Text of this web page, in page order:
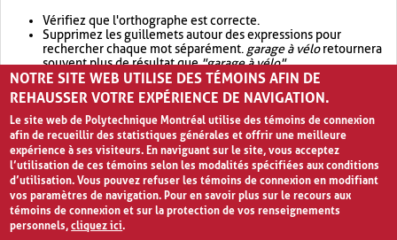
Vérifiez que l'orthographe est correcte.
Supprimez les guillemets autour des expressions pour
rechercher chaque mot séparément. garage à véloretournera
souvent plus de résultat que"garage à vélo".
Envisagez d'élargir votre recherche avec OR.garage OR vélo
retournera souvent plus de résultat quegarage à vélo
NOTRE SITE WEB UTILISE DES TÉMOINS AFIN DE
REHAUSSER VOTRE EXPÉRIENCE DE NAVIGATION.
Le site web de Polytechnique Montréal utilise des témoins de connexion
afin de recueillir des statistiques générales et offrir une meilleure
expérience à ses visiteurs. En naviguant sur le site, vous acceptez
l’utilisation de ces témoins selon les modalités spécifiées aux conditions
d’utilisation. Vous pouvez refuser les témoins de connexion en modifiant
vos paramètres de navigation. Pour en savoir plus sur le recours aux
témoins de connexion et sur la protection de vos renseignements
personnels,cliquez ici.